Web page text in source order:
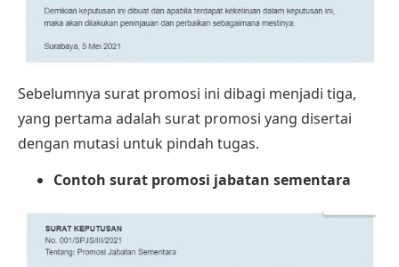
Sebelumnya surat promosi ini dibagi menjadi tiga,
yang pertama adalah surat promosi yang disertai
dengan mutasi untuk pindah tugas.
Contoh surat promosi jabatan sementara